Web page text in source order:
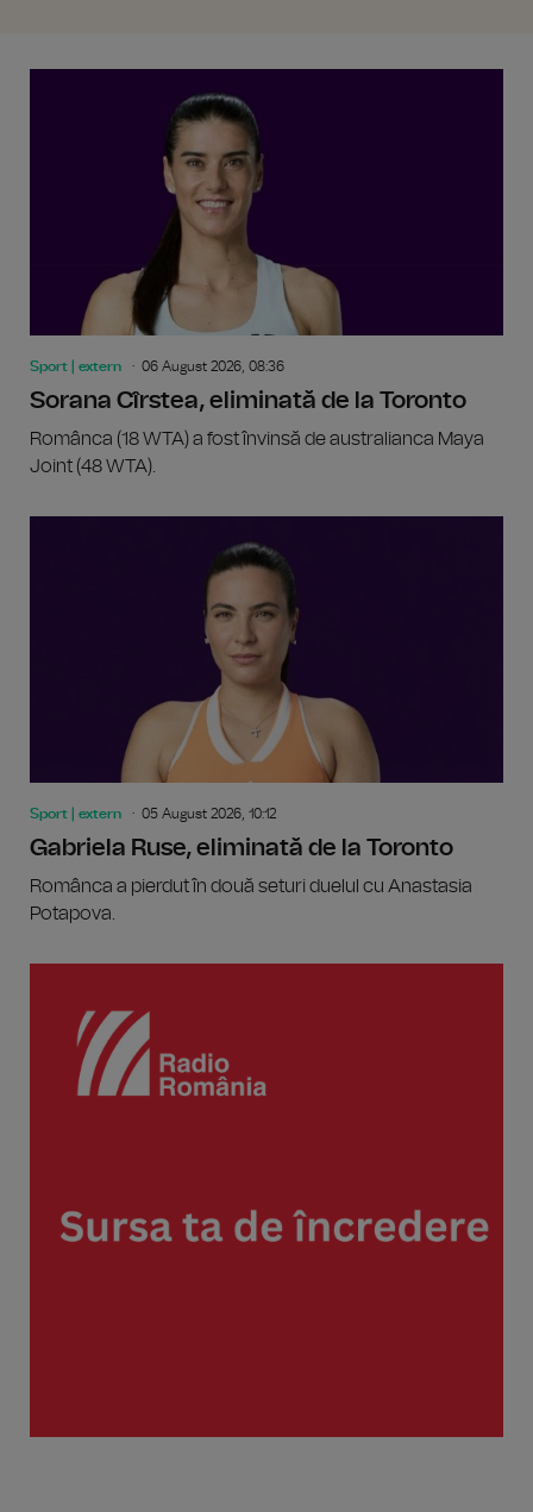
Sport | extern 06 August 2026, 08:36
Sorana Cîrstea, eliminată de la Toronto
Românca (18 WTA) a fost învinsă de australianca Maya
Joint (48 WTA).
Sport | extern 05 August 2026, 10:12
Gabriela Ruse, eliminată de la Toronto
Românca a pierdut în două seturi duelul cu Anastasia
Potapova.